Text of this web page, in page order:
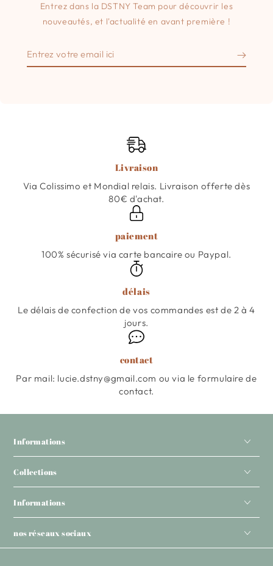
Entrez dans la DSTNY Team pour découvrir les
nouveautés, et l'actualité en avant première !
Entrez
votre
Livraison
Via Colissimo et Mondial relais. Livraison offerte dès
80€ d'achat.
paiement
100% sécurisé via carte bancaire ou Paypal.
délais
Le délais de confection de vos commandes est de 2 à 4
jours.
contact
Par mail: lucie.dstny@gmail.com ou via le formulaire de
contact.
Informations
Collections
Informations
nos réseaux sociaux